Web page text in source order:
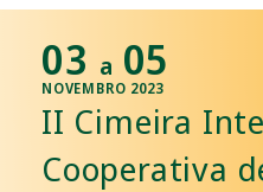
03 a 05
NOVEMBRO 2023
II Cimeira
Cooperativa